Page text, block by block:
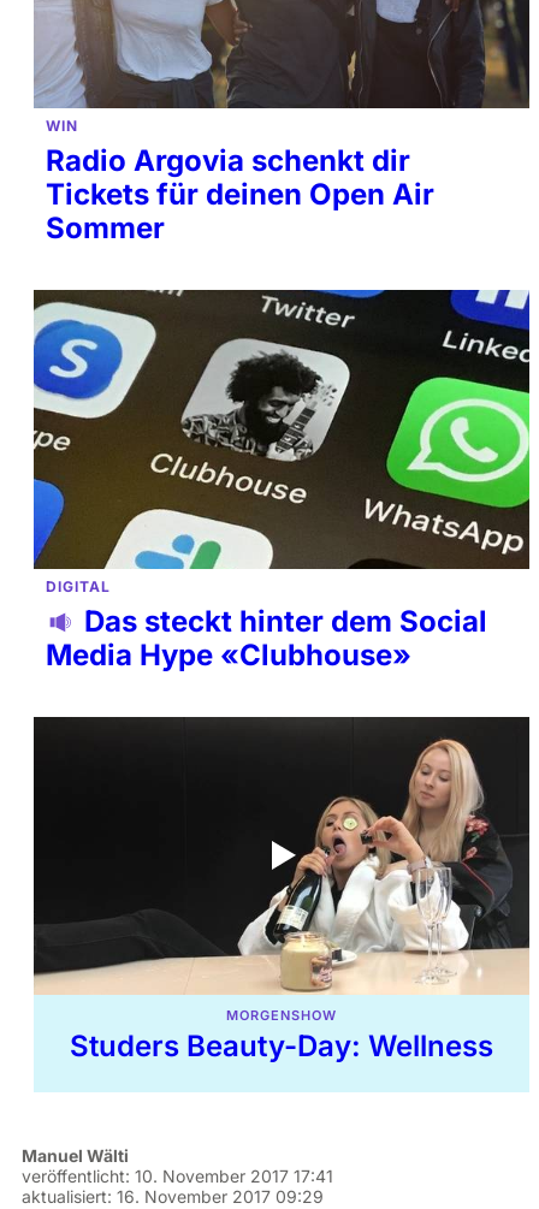
WIN
Radio Argovia schenkt dir
Tickets für deinen Open Air
Sommer
DIGITAL
Das steckt hinter dem Social
Media Hype «Clubhouse»
MORGENSHOW
Studers Beauty-Day: Wellness
Manuel Wälti
veröffentlicht: 10. November 2017 17:41
aktualisiert: 16. November 2017 09:29